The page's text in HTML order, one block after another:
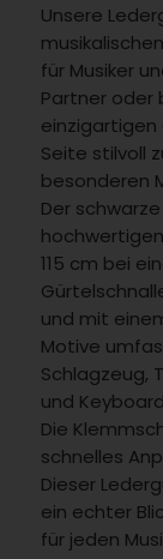
Unsere
für Musiker
Partner oder
einzigartigen
Seite stilvoll
besonderen
Der
115 cm bei
und mit
Motive
Schlagzeug,
und
Die
schnelles
Dieser
ein echter
für jeden